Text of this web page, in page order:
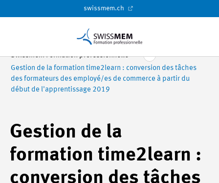
swissmem.ch
Swissmem Formation professionnelle
Gestion de la formation time2learn : conversion des tâches
des formateurs des employé/es de commerce à partir du
début de l'apprentissage 2019
Gestion de la
formation time2learn :
conversion des tâches